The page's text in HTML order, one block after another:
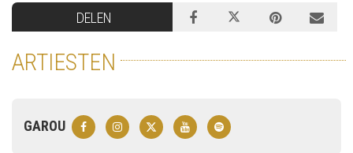
DELEN
ARTIESTEN
GAROU